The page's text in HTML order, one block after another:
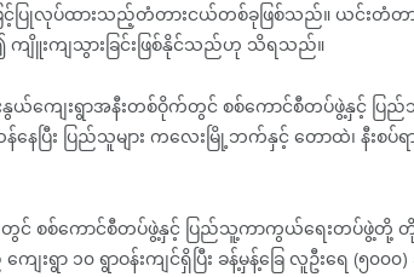
ဖြင့်ပြုလုပ်ထားသည့်တံတားငယ်တစ်ခုဖြစ်သည်။ ယင်းတံ
ျှ၍ ကျိူးကျသွားခြင်းဖြစ်နိုင်သည်ဟု သိရသည်။
နွယ်ကျေးရွာအနီးတစ်ဝိုက်တွင် စစ်ကောင်စီတပ်ဖွဲ့နှင့် ပြည်
ေပြီး ပြည်သူများ ကလေးမြို့ဘက်နှင့် တောထဲ၊ နီးစပ်ရ
င် စစ်ကောင်စီတပ်ဖွဲ့နှင့် ပြည်သူ့ကာကွယ်ရေးတပ်ဖွဲ့တို့ တိုက်
ေးရွာ ၁၀ ရွာဝန်းကျင်ရှိပြီး ခန့်မှန့်ခြေ လူဦးရေ (